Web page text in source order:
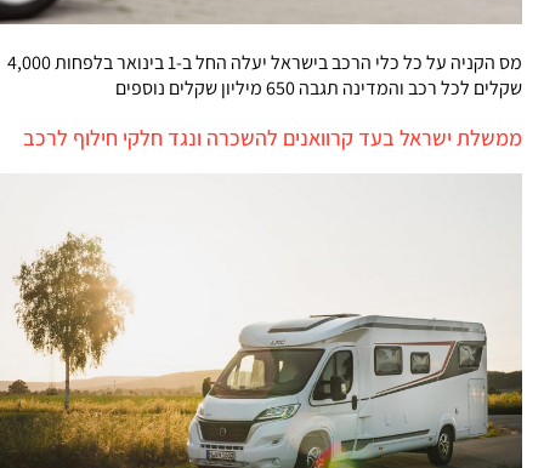
מס הקניה על כל כלי הרכב בישראל יעלה החל ב-1 בינואר בלפחות 4,000
שקלים לכל רכב והמדינה תגבה 650 מיליון שקלים נוספים
ממשלת ישראל בעד קרוואנים להשכרה ונגד חלקי חילוף לרכב